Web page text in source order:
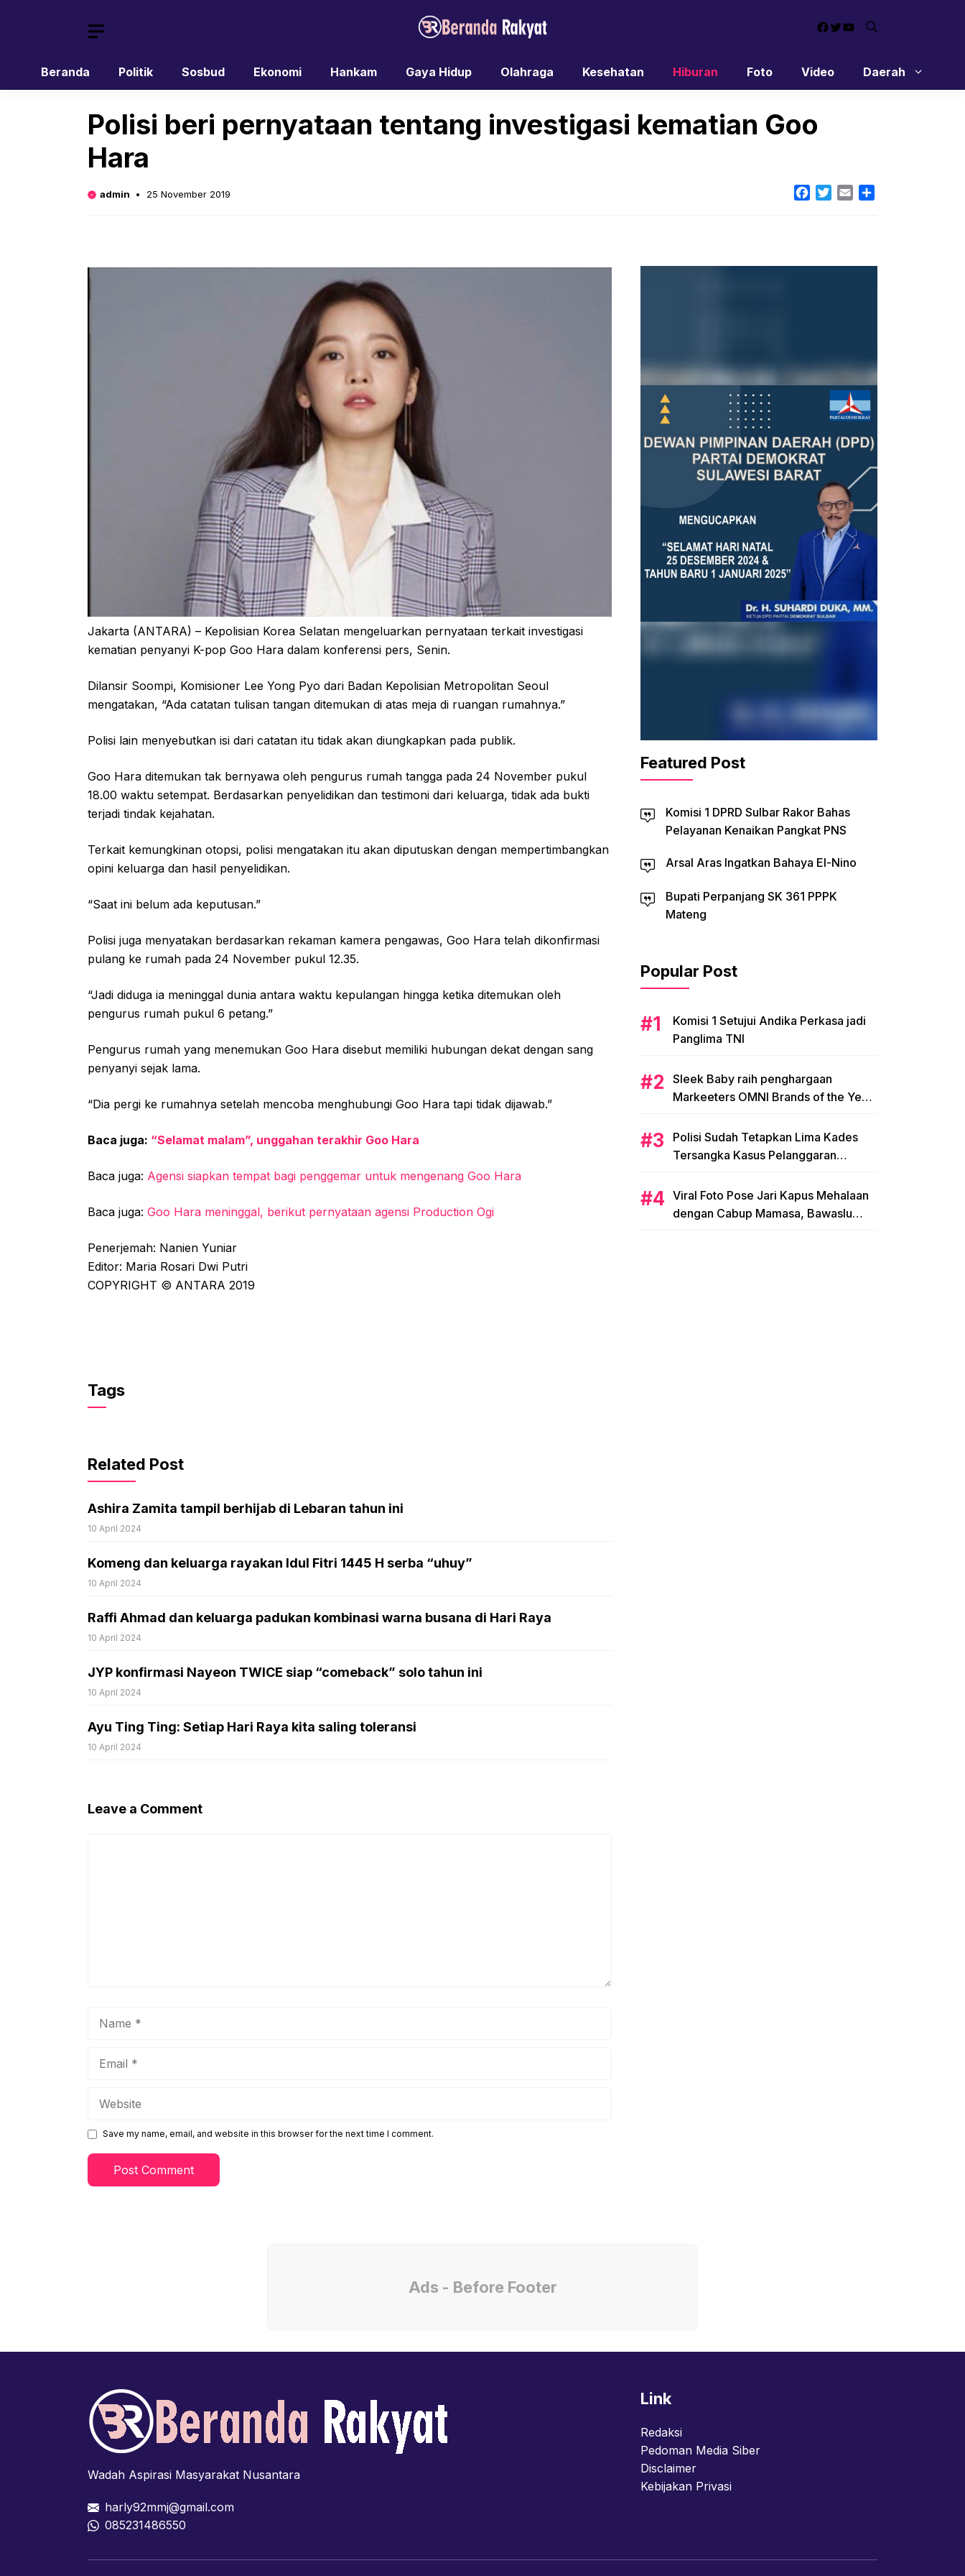
Facebook
Twitter
YouTube
Beranda Politik Sosbud Ekonomi Hankam Gaya Hidup Olahraga Kesehatan Hiburan Foto Video Daerah
Polisi beri pernyataan tentang investigasi kematian Goo
Hara
admin 25 November 2019 Facebook
TwitterEmail
Jakarta (ANTARA) – Kepolisian Korea Selatan mengeluarkan pernyataan terkait investigasi
kematian penyanyi K-pop Goo Hara dalam konferensi pers, Senin.
Dilansir Soompi, Komisioner Lee Yong Pyo dari Badan Kepolisian Metropolitan Seoul
mengatakan, “Ada catatan tulisan tangan ditemukan di atas meja di ruangan rumahnya.”
Polisi lain menyebutkan isi dari catatan itu tidak akan diungkapkan pada publik.
Goo Hara ditemukan tak bernyawa oleh pengurus rumah tangga pada 24 November pukul
18.00 waktu setempat. Berdasarkan penyelidikan dan testimoni dari keluarga, tidak ada bukti
terjadi tindak kejahatan.
Terkait kemungkinan otopsi, polisi mengatakan itu akan diputuskan dengan mempertimbangkan
opini keluarga dan hasil penyelidikan.
“Saat ini belum ada keputusan.”
Polisi juga menyatakan berdasarkan rekaman kamera pengawas, Goo Hara telah dikonfirmasi
pulang ke rumah pada 24 November pukul 12.35.
“Jadi diduga ia meninggal dunia antara waktu kepulangan hingga ketika ditemukan oleh
pengurus rumah pukul 6 petang.”
Pengurus rumah yang menemukan Goo Hara disebut memiliki hubungan dekat dengan sang
penyanyi sejak lama.
“Dia pergi ke rumahnya setelah mencoba menghubungi Goo Hara tapi tidak dijawab.”
Baca juga: “Selamat malam”, unggahan terakhir Goo Hara
Baca juga: Agensi siapkan tempat bagi penggemar untuk mengenang Goo Hara
Baca juga: Goo Hara meninggal, berikut pernyataan agensi Production Ogi
Penerjemah: Nanien Yuniar
Editor: Maria Rosari Dwi Putri
COPYRIGHT © ANTARA 2019
Tags
Related Post
Ashira Zamita tampil berhijab di Lebaran tahun ini
10 April 2024
Komeng dan keluarga rayakan Idul Fitri 1445 H serba “uhuy”
10 April 2024
Raffi Ahmad dan keluarga padukan kombinasi warna busana di Hari Raya
10 April 2024
JYP konfirmasi Nayeon TWICE siap “comeback” solo tahun ini
10 April 2024
Ayu Ting Ting: Setiap Hari Raya kita saling toleransi
10 April 2024
Leave a Comment
Save my name, email, and website in this browser for the next time I comment.
Featured Post
Komisi 1 DPRD Sulbar Rakor Bahas
Pelayanan Kenaikan Pangkat PNS
Arsal Aras Ingatkan Bahaya El-Nino
Bupati Perpanjang SK 361 PPPK
Mateng
Popular Post
Komisi 1 Setujui Andika Perkasa jadi
Panglima TNI
Sleek Baby raih penghargaan
Markeeters OMNI Brands of the Year
Polisi Sudah Tetapkan Lima Kades
Tersangka Kasus Pelanggaran
Viral Foto Pose Jari Kapus Mehalaan
dengan Cabup Mamasa, Bawaslu
Ads - Before Footer
Wadah Aspirasi Masyarakat Nusantara
harly92mmj@gmail.com
085231486550
Link
Redaksi
Pedoman Media Siber
Disclaimer
Kebijakan Privasi